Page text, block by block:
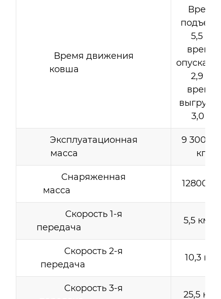
Время движения
ковша
Время
5,5 с,
время
2,9 с,
время
3,0 с
Эксплуатационная
масса
9 300
кг.
Снаряженная
масса
12800 кг.
Скорость 1-я
передача
5,5 км/ч.
Скорость 2-я
передача
10,3 км/
Скорость 3-я
25,5 км/